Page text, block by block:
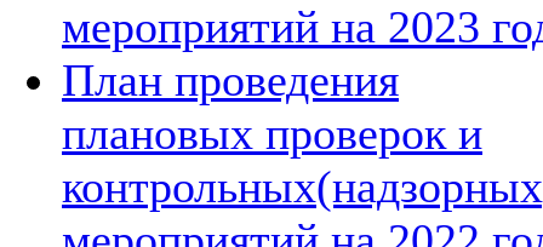
мероприятий на 2023
План проведения
плановых проверок и